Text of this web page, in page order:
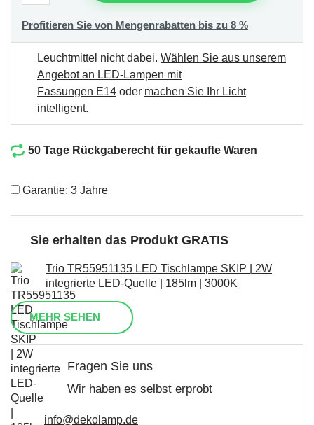
Profitieren Sie von Mengenrabatten bis zu 8 %
Leuchtmittel nicht dabei. Wählen Sie aus unserem
Angebot an LED-Lampen mit
Fassungen E14 oder machen Sie Ihr Licht
intelligent.
50 Tage Rückgaberecht für gekaufte Waren
Garantie: 3 Jahre
Sie erhalten das Produkt GRATIS
Trio TR55951135 LED Tischlampe SKIP | 2W
integrierte LED-Quelle | 185lm | 3000K
MEHR SEHEN
Fragen Sie uns
Wir haben es selbst erprobt
info@dekolamp.de